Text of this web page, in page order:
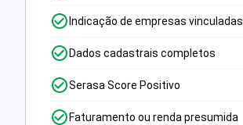
Indicação de empresas vinculadas
Dados cadastrais completos
Serasa Score Positivo
Faturamento ou renda presumida